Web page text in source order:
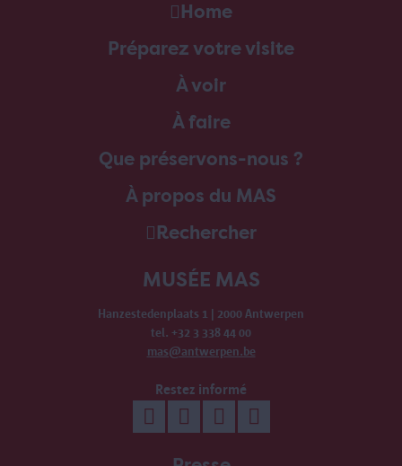
Home
Préparez votre visite
À voir
À faire
Que préservons-nous ?
À propos du MAS
Rechercher
MUSÉE MAS
Hanzestedenplaats 1 | 2000 Antwerpen
tel. +32 3 338 44 00
mas@antwerpen.be
Restez informé